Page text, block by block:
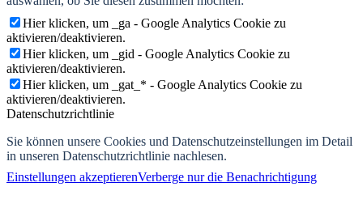
Hier klicken, um _ga - Google Analytics Cookie zu
aktivieren/deaktivieren.
Hier klicken, um _gid - Google Analytics Cookie zu
aktivieren/deaktivieren.
Hier klicken, um _gat_* - Google Analytics Cookie zu
aktivieren/deaktivieren.
Datenschutzrichtlinie
Sie können unsere Cookies und Datenschutzeinstellungen im Detail
in unseren Datenschutzrichtlinie nachlesen.
Einstellungen akzeptierenVerberge nur die Benachrichtigung